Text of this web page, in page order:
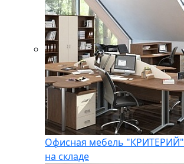
Офисная мебель "КРИТЕРИЙ"
на складе